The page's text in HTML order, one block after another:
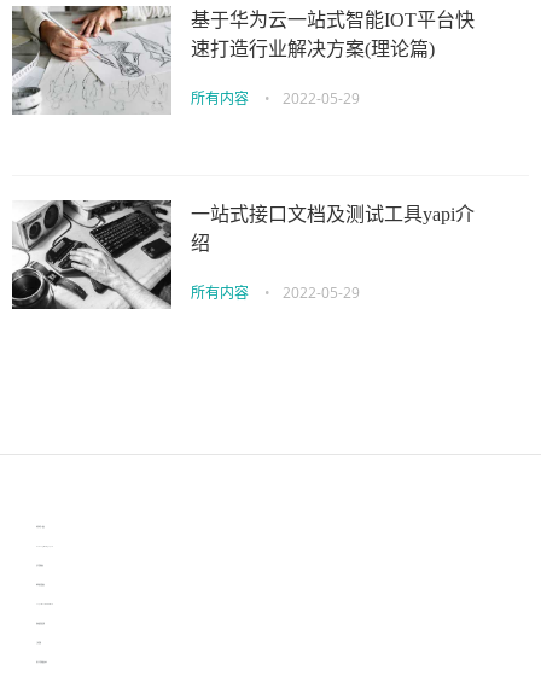
基于华为云一站式智能IOT平台快
速打造行业解决方案(理论篇)
所有内容 • 2022-05-29
一站式接口文档及测试工具yapi介
绍
所有内容 • 2022-05-29